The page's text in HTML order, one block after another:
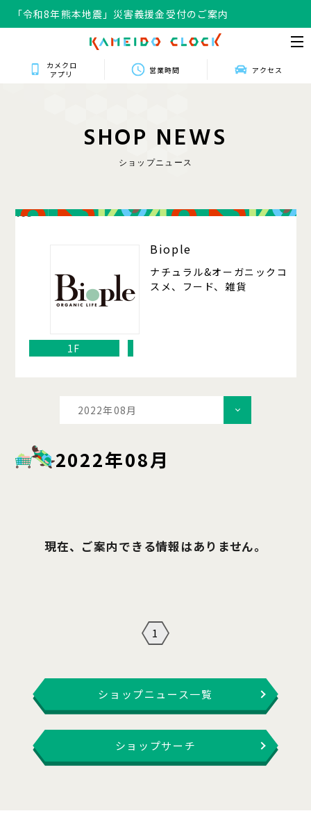
「令和8年熊本地震」災害義援金受付のご案内
カメクロ
アプリ
営業時間 アクセス
SHOP NEWS
ショップニュース
105
Biople
ナチュラル&オーガニックコ
スメ、フード、雑貨
1F
2022年08月
2022年08月
現在、ご案内できる情報はありません。
1
ショップニュース一覧
ショップサーチ